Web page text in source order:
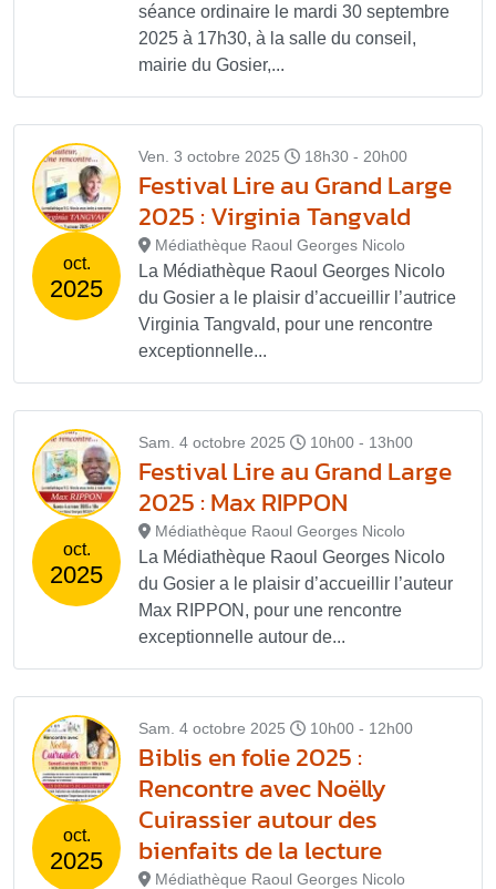
séance ordinaire le mardi 30 septembre
2025 à 17h30, à la salle du conseil,
mairie du Gosier,...
oct.
2025
Ven. 3 octobre 2025 18h30 - 20h00
Festival Lire au Grand Large
2025 : Virginia Tangvald
Médiathèque Raoul Georges Nicolo
La Médiathèque Raoul Georges Nicolo
du Gosier a le plaisir d’accueillir l’autrice
Virginia Tangvald, pour une rencontre
exceptionnelle...
oct.
2025
Sam. 4 octobre 2025 10h00 - 13h00
Festival Lire au Grand Large
2025 : Max RIPPON
Médiathèque Raoul Georges Nicolo
La Médiathèque Raoul Georges Nicolo
du Gosier a le plaisir d’accueillir l’auteur
Max RIPPON, pour une rencontre
exceptionnelle autour de...
oct.
2025
Sam. 4 octobre 2025 10h00 - 12h00
Biblis en folie 2025 :
Rencontre avec Noëlly
Cuirassier autour des
bienfaits de la lecture
Médiathèque Raoul Georges Nicolo